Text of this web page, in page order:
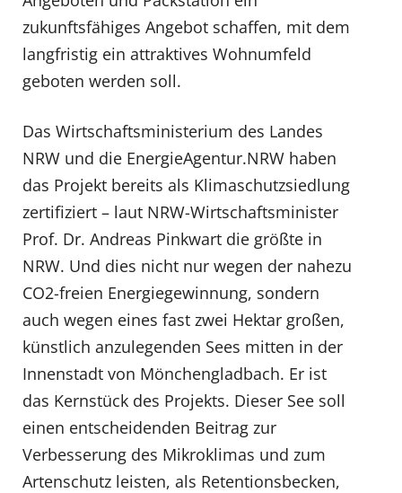
zukunftsfähiges Angebot schaffen, mit dem
langfristig ein attraktives Wohnumfeld
geboten werden soll.
Das Wirtschaftsministerium des Landes
NRW und die EnergieAgentur.NRW haben
das Projekt bereits als Klimaschutzsiedlung
zertifiziert – laut NRW-Wirtschaftsminister
Prof. Dr. Andreas Pinkwart die größte in
NRW. Und dies nicht nur wegen der nahezu
CO2-freien Energiegewinnung, sondern
auch wegen eines fast zwei Hektar großen,
künstlich anzulegenden Sees mitten in der
Innenstadt von Mönchengladbach. Er ist
das Kernstück des Projekts. Dieser See soll
einen entscheidenden Beitrag zur
Verbesserung des Mikroklimas und zum
Artenschutz leisten, als Retentionsbecken,